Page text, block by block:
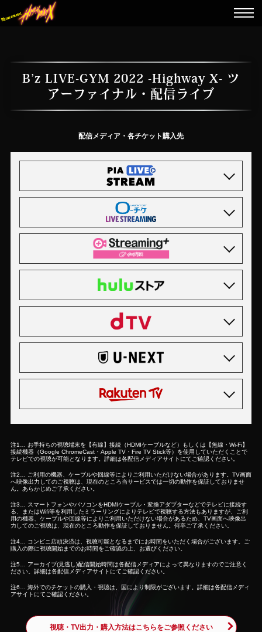
B’z LIVE-GYM 2022 -Highway X- ツ
アーファイナル・配信ライブ
配信メディア・各チケット購入先
注1… お手持ちの視聴端末を【有線】接続（HDMIケーブルなど）もしくは【無線・Wi-Fi】
接続機器（Google ChromeCast・Apple TV・Fire TV Stick等）を使用していただくことで
テレビでの視聴が可能となります。詳細は各配信メディアサイトにてご確認ください。
注2… ご利用の機器、ケーブルや回線等によりご利用いただけない場合があります。TV画面
へ映像出力してのご視聴は、現在のところ当サービスでは一切の動作を保証しておりませ
ん。あらかじめご了承ください。
注3… スマートフォンやパソコンをHDMIケーブル・変換アダプターなどでテレビに接続す
る、またはWifi等を利用したミラーリングによりテレビで視聴する方法もありますが、ご利
用の機器、ケーブルや回線等によりご利用いただけない場合があるため、TV画面へ映像出
力してのご視聴は、現在のところ動作を保証しておりません。何卒ご了承ください。
注4… コンビニ店頭決済は、視聴可能となるまでにお時間をいただく場合がございます。ご
購入の際に視聴開始までのお時間をご確認の上、お選びください。
注5… アーカイブ(見逃し)配信開始時間は各配信メディアによって異なりますのでご注意く
ださい。詳細は各配信メディアサイトにてご確認ください。
注6… 海外でのチケットの購入・視聴は、国により制限がございます。詳細は各配信メディ
アサイトにてご確認ください。
視聴・TV出力・購入方法はこちらをご参照ください